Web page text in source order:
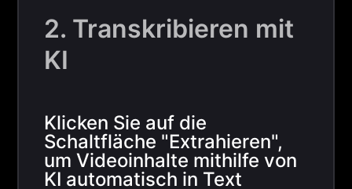
2. Transkribieren mit
KI
Klicken Sie auf die
Schaltfläche "Extrahieren",
um Videoinhalte mithilfe von
KI automatisch in Text